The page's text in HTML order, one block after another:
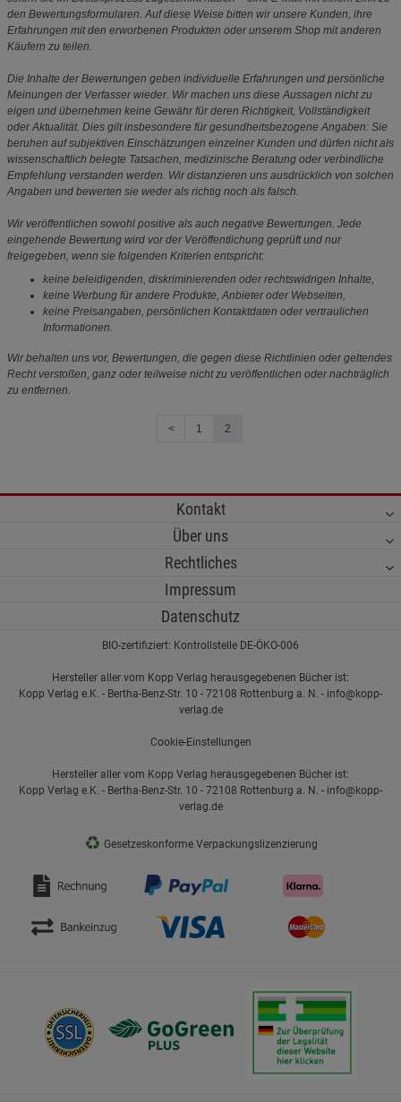
den Bewertungsformularen. Auf diese Weise bitten wir unsere Kunden, ihre
Erfahrungen mit den erworbenen Produkten oder unserem Shop mit anderen
Käufern zu teilen.
Die Inhalte der Bewertungen geben individuelle Erfahrungen und persönliche
Meinungen der Verfasser wieder. Wir machen uns diese Aussagen nicht zu
eigen und übernehmen keine Gewähr für deren Richtigkeit, Vollständigkeit
oder Aktualität. Dies gilt insbesondere für gesundheitsbezogene Angaben: Sie
beruhen auf subjektiven Einschätzungen einzelner Kunden und dürfen nicht als
wissenschaftlich belegte Tatsachen, medizinische Beratung oder verbindliche
Empfehlung verstanden werden. Wir distanzieren uns ausdrücklich von solchen
Angaben und bewerten sie weder als richtig noch als falsch.
Wir veröffentlichen sowohl positive als auch negative Bewertungen. Jede
eingehende Bewertung wird vor der Veröffentlichung geprüft und nur
freigegeben, wenn sie folgenden Kriterien entspricht:
keine beleidigenden, diskriminierenden oder rechtswidrigen Inhalte,
keine Werbung für andere Produkte, Anbieter oder Webseiten,
keine Preisangaben, persönlichen Kontaktdaten oder vertraulichen
Informationen.
Wir behalten uns vor, Bewertungen, die gegen diese Richtlinien oder geltendes
Recht verstoßen, ganz oder teilweise nicht zu veröffentlichen oder nachträglich
zu entfernen.
< 1 2
Kontakt
Über uns
Rechtliches
Impressum
Datenschutz
BIO-zertifiziert: Kontrollstelle DE-ÖKO-006
Hersteller aller vom Kopp Verlag herausgegebenen Bücher ist:
Kopp Verlag e.K. - Bertha-Benz-Str. 10 - 72108 Rottenburg a. N. - info@kopp-
verlag.de
Cookie-Einstellungen
Hersteller aller vom Kopp Verlag herausgegebenen Bücher ist:
Kopp Verlag e.K. - Bertha-Benz-Str. 10 - 72108 Rottenburg a. N. - info@kopp-
verlag.de
♻ Gesetzeskonforme Verpackungslizenzierung